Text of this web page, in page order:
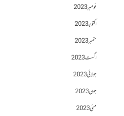
نومبر 2023
اکتوبر 2023
ستمبر 2023
اگست 2023
جولائی 2023
جون 2023
مئی 2023